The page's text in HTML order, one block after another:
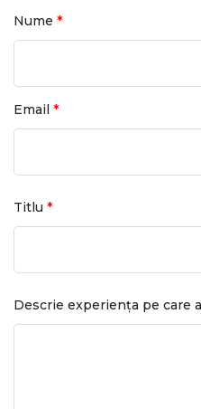
Nume *
Email *
Titlu *
Descrie experiența pe care